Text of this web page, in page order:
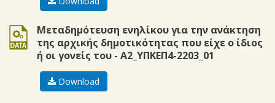
Μεταδημότευση ενηλίκου για την ανάκτηση
της αρχικής δημοτικότητας που είχε ο ίδιος
ή οι γονείς του - Α2_ΥΠΚΕΠ4-2203_01
doc
Download